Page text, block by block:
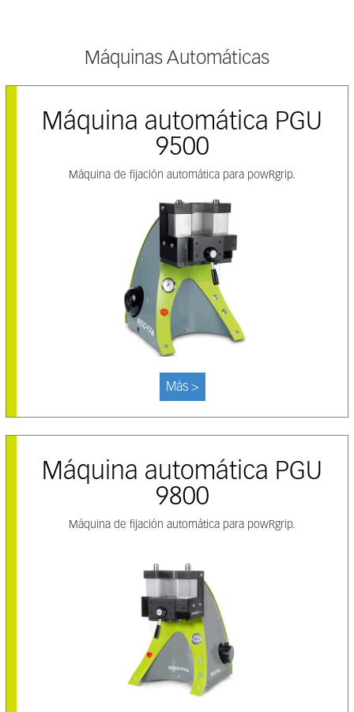
Máquinas Automáticas
Máquina automática PGU
9500
Máquina de fijación automática para powRgrip.
Más >
Máquina automática PGU
9800
Máquina de fijación automática para powRgrip.